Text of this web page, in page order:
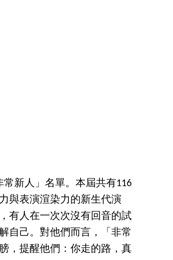
常新人」名單。本屆共有116
與表演渲染力的新生代演
有人在一次次沒有回音的試
自己。對他們而言，「非常
，提醒他們：你走的路，真